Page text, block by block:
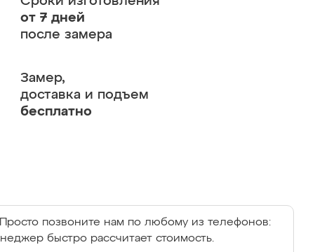
от 7 дней
после замера
Замер,
доставка и подъем
бесплатно
позвоните нам по любому из телефонов:
быстро рассчитает стоимость.